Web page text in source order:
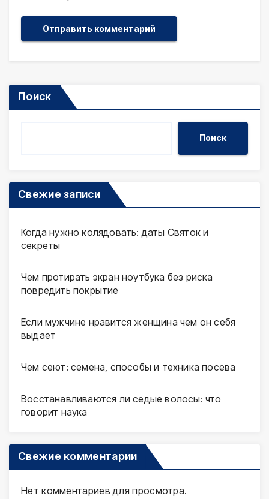
Поиск
Поиск
Свежие записи
Когда нужно колядовать: даты Святок и
секреты
Чем протирать экран ноутбука без риска
повредить покрытие
Если мужчине нравится женщина чем он себя
выдает
Чем сеют: семена, способы и техника посева
Восстанавливаются ли седые волосы: что
говорит наука
Свежие комментарии
Нет комментариев для просмотра.